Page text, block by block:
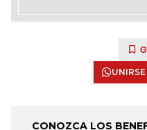
CONOZCA LOS